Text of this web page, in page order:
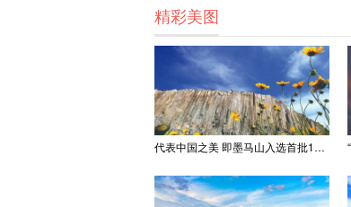
精彩美图
代表中国之美 即墨马山入选首批100处“美丽中国打卡点”